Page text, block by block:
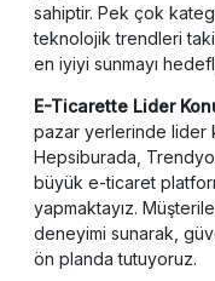
sahiptir. Pek çok
teknolojik trendleri
en iyiyi sunmayı
E-Ticarette Lider
pazar yerlerinde lider
Hepsiburada,
büyük e-ticaret
yapmaktayız.
deneyimi sunarak,
ön planda tutuyoruz.